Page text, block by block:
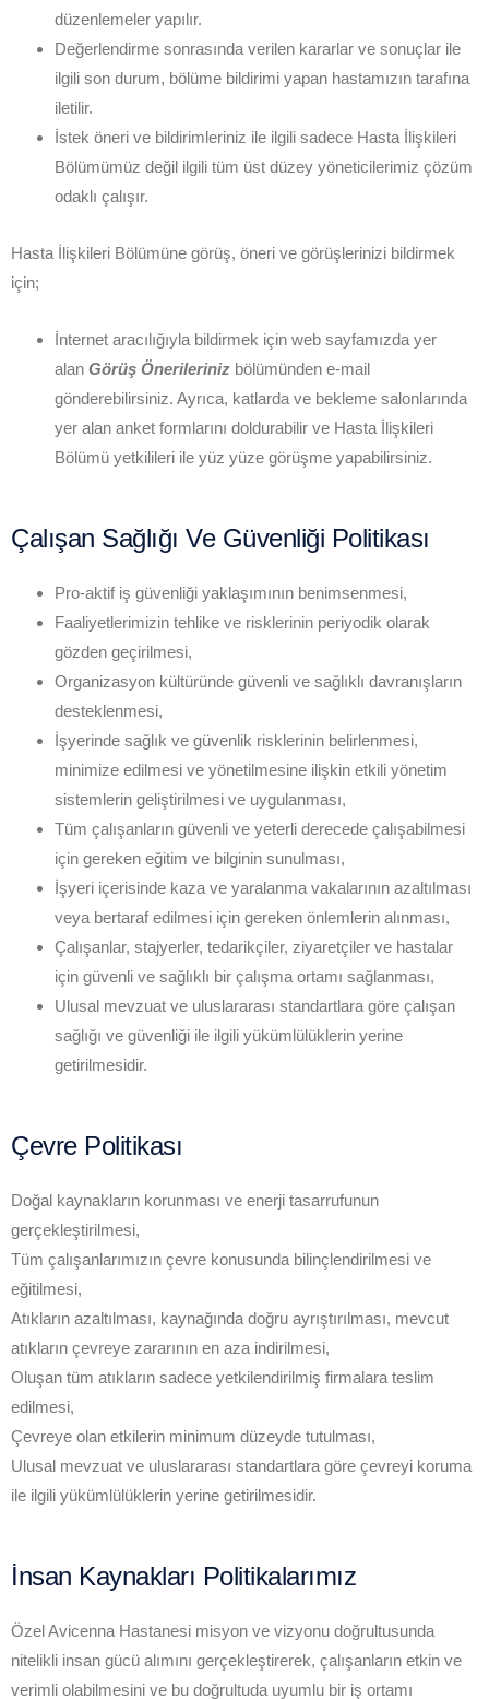
düzenlemeler yapılır.
Değerlendirme sonrasında verilen kararlar ve sonuçlar ile
ilgili son durum, bölüme bildirimi yapan hastamızın tarafına
iletilir.
İstek öneri ve bildirimleriniz ile ilgili sadece Hasta İlişkileri
Bölümümüz değil ilgili tüm üst düzey yöneticilerimiz çözüm
odaklı çalışır.
Hasta İlişkileri Bölümüne görüş, öneri ve görüşlerinizi bildirmek
için;
İnternet aracılığıyla bildirmek için web sayfamızda yer
alan Görüş Önerileriniz bölümünden e-mail
gönderebilirsiniz. Ayrıca, katlarda ve bekleme salonlarında
yer alan anket formlarını doldurabilir ve Hasta İlişkileri
Bölümü yetkilileri ile yüz yüze görüşme yapabilirsiniz.
Çalışan Sağlığı Ve Güvenliği Politikası
Pro-aktif iş güvenliği yaklaşımının benimsenmesi,
Faaliyetlerimizin tehlike ve risklerinin periyodik olarak
gözden geçirilmesi,
Organizasyon kültüründe güvenli ve sağlıklı davranışların
desteklenmesi,
İşyerinde sağlık ve güvenlik risklerinin belirlenmesi,
minimize edilmesi ve yönetilmesine ilişkin etkili yönetim
sistemlerin geliştirilmesi ve uygulanması,
Tüm çalışanların güvenli ve yeterli derecede çalışabilmesi
için gereken eğitim ve bilginin sunulması,
İşyeri içerisinde kaza ve yaralanma vakalarının azaltılması
veya bertaraf edilmesi için gereken önlemlerin alınması,
Çalışanlar, stajyerler, tedarikçiler, ziyaretçiler ve hastalar
için güvenli ve sağlıklı bir çalışma ortamı sağlanması,
Ulusal mevzuat ve uluslararası standartlara göre çalışan
sağlığı ve güvenliği ile ilgili yükümlülüklerin yerine
getirilmesidir.
Çevre Politikası
Doğal kaynakların korunması ve enerji tasarrufunun
gerçekleştirilmesi,
Tüm çalışanlarımızın çevre konusunda bilinçlendirilmesi ve
eğitilmesi,
Atıkların azaltılması, kaynağında doğru ayrıştırılması, mevcut
atıkların çevreye zararının en aza indirilmesi,
Oluşan tüm atıkların sadece yetkilendirilmiş firmalara teslim
edilmesi,
Çevreye olan etkilerin minimum düzeyde tutulması,
Ulusal mevzuat ve uluslararası standartlara göre çevreyi koruma
ile ilgili yükümlülüklerin yerine getirilmesidir.
İnsan Kaynakları Politikalarımız
Özel Avicenna Hastanesi misyon ve vizyonu doğrultusunda
nitelikli insan gücü alımını gerçekleştirerek, çalışanların etkin ve
verimli olabilmesini ve bu doğrultuda uyumlu bir iş ortamı